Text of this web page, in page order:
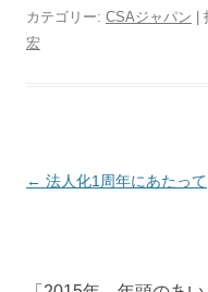
カテゴリー: CSAジャパン |
宏
投稿ナビゲーション
← 法人化1周年にあたって